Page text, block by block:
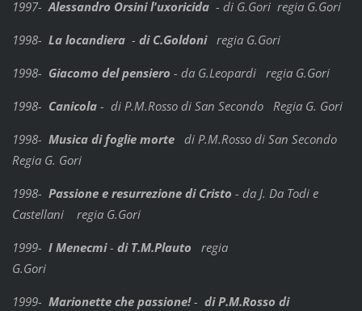
1997-Alessandro Orsini l'uxoricida- di G.Gori regia G.Gori
1998- La locandiera- di C.Goldoni regia G.Gori
1998- Giacomo del pensiero - da G.Leopardi regia G.Gori
1998- Canicola - di P.M.Rosso di San Secondo Regia G. Gori
1998- Musica di foglie morte di P.M.Rosso di San Secondo
Regia G. Gori
1998- Passione e resurrezione di Cristo - da J. Da Todi e
Castellani regia G.Gori
1999- I Menecmi- di T.M.Plauto regia
G.Gori
1999- Marionette che passione!- di P.M.Rosso di